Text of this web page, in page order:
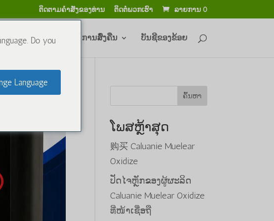
ຕິດ​ຕາມ​ຄໍາ​ສັ່ງ​ຂອງ​ທ່ານ​ ຕິດຕໍ່ພວກເຮົາ ລາຍການ 0
ຍບາຍການຄືນເງິນ ແລະ ການສົ່ງຄືນ ບັນຊີຂອງຂ້ອຍ
ຄົ້ນຫາ
ໂພສຫຼ້າສຸດ
购买 Caluanie Muelear
Oxidize
ປັດໄຈຫຼັກຂອງຜູ້ຜະລິດ
Caluanie Muelear Oxidize
ທີ່ໜ້າເຊື່ອຖື
Do you
Language